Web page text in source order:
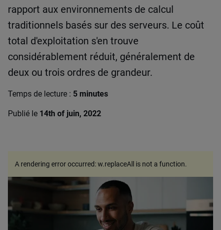
rapport aux environnements de calcul
traditionnels basés sur des serveurs. Le coût
total d'exploitation s'en trouve
considérablement réduit, généralement de
deux ou trois ordres de grandeur.
Temps de lecture : 5 minutes
Publié le 14th of juin, 2022
A rendering error occurred:w.replaceAll is not a function.